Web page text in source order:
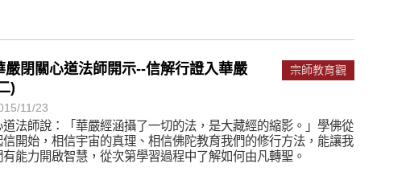
嚴閉關心道法師開示--信解行證入華嚴
)
11/23
道法師說：「華嚴經涵攝了一切的法，是大藏經的縮影。」學佛從
信開始，相信宇宙的真理、相信佛陀教育我們的修行方法，能讓我
有能力開啟智慧，從次第學習過程中了解如何由凡轉聖。
宗師教育觀